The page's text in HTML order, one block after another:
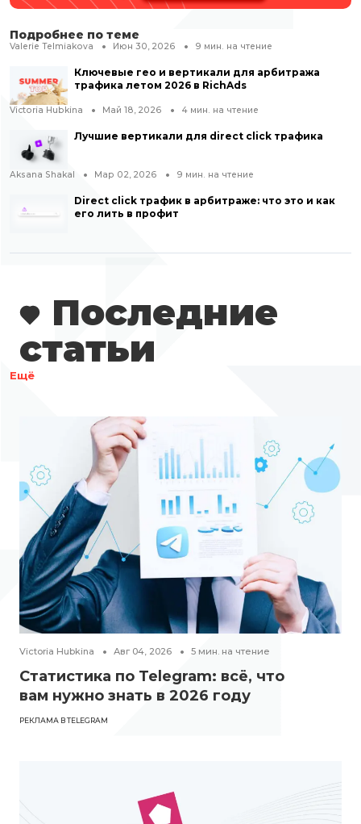
Подробнее по теме
Valerie Telmiakova Июн 30, 2026 9 мин. на чтение
Ключевые гео и вертикали для арбитража
трафика летом 2026 в RichAds
Victoria Hubkina Май 18, 2026 4 мин. на чтение
Лучшие вертикали для direct click трафика
Aksana Shakal Мар 02, 2026 9 мин. на чтение
Direct click трафик в арбитраже: что это и как
его лить в профит
Последние
статьи
Ещё
Victoria Hubkina Авг 04, 2026 5 мин. на чтение
Статистика по Telegram: всё, что
вам нужно знать в 2026 году
РЕКЛАМА В TELEGRAM